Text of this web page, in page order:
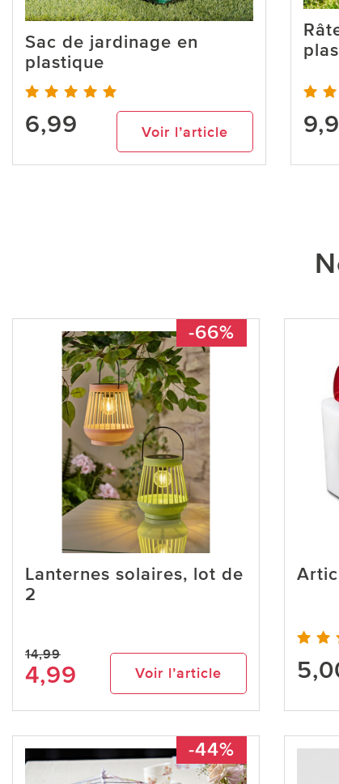
Sac de jardinage en
plastique
6,99 Voir l’article
-66%
Lanternes solaires, lot de
2
14,99
4,99 Voir l’article
-44%